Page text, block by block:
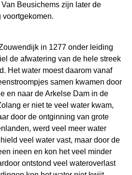
Beusichems zijn later de
in 1277 onder leiding
de afwatering van de hele streek
Het water moest daarom vanaf
samen kwamen door
en naar de Arkelse Dam in de
er niet te veel water kwam,
door de ontginning van grote
werd veel meer water
veel water vast, maar door de
ineen en kon het veel minder
ontstond veel wateroverlast